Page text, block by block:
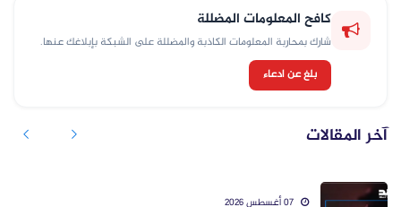
كافح المعلومات المضللة
شارك بمحاربة المعلومات الكاذبة والمضللة على الشبكة بإبلاغك عنها.
بلغ عن ادعاء
آخر المقالات